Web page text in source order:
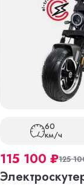
60
км/ч
115 100₽125